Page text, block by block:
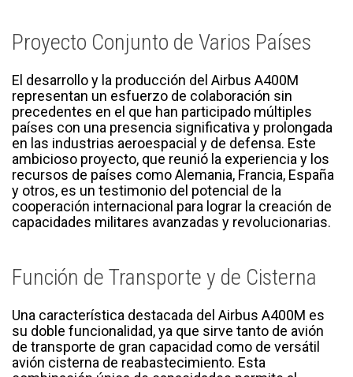
Proyecto Conjunto de Varios Países
El desarrollo y la producción del Airbus A400M
representan un esfuerzo de colaboración sin
precedentes en el que han participado múltiples
países con una presencia significativa y prolongada
en las industrias aeroespacial y de defensa. Este
ambicioso proyecto, que reunió la experiencia y los
recursos de países como Alemania, Francia, España
y otros, es un testimonio del potencial de la
cooperación internacional para lograr la creación de
capacidades militares avanzadas y revolucionarias.
Función de Transporte y de Cisterna
Una característica destacada del Airbus A400M es
su doble funcionalidad, ya que sirve tanto de avión
de transporte de gran capacidad como de versátil
avión cisterna de reabastecimiento. Esta